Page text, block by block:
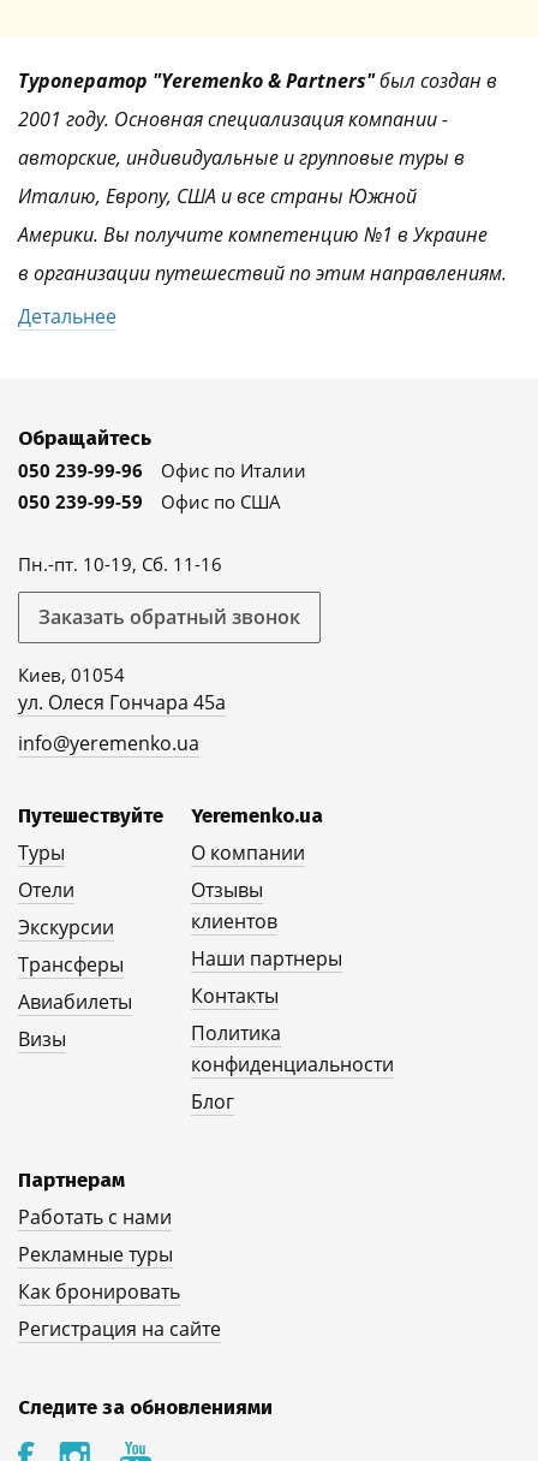
Туроператор "Yeremenko & Partners"был создан в
2001 году. Основная специализация компании -
авторские, индивидуальные и групповые туры в
Италию, Европу, США и все страны Южной
Америки. Вы получите компетенцию №1 в Украине
в организации путешествий по этим направлениям.
Детальнее
Обращайтесь
050 239-99-96
Офис по Италии
050 239-99-59
Офис по США
Пн.-пт. 10-19, Сб. 11-16
Заказать обратный звонок
Киев, 01054
ул. Олеся Гончара 45а
info@yeremenko.ua
Путешествуйте
Туры
Отели
Экскурсии
Трансферы
Авиабилеты
Визы
Yeremenko.ua
О компании
Отзывы
клиентов
Наши партнеры
Контакты
Политика
конфиденциальности
Блог
Партнерам
Работать с нами
Рекламные туры
Как бронировать
Регистрация на сайте
Следите за обновлениями